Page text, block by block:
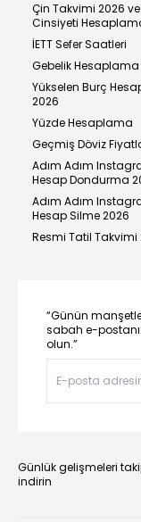
Çin Takvimi 2026
Cinsiyeti
İETT Sefer Saatleri
Gebelik Hesaplama
Yükselen Burç
2026
Yüzde Hesaplama
Geçmiş Döviz
Adım Adım
Hesap Dondurma
Adım Adım
Hesap Silme 2026
Resmi Tatil Takvimi
“Günün
sabah e-
olun.”
Günlük gelişmeleri
indirin